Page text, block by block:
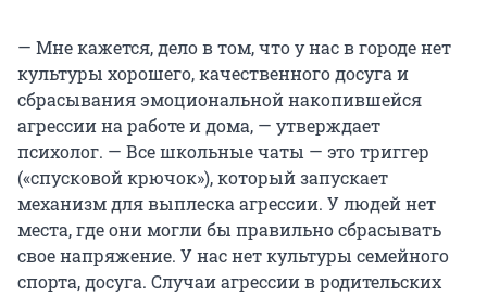
— Мне кажется, дело в том, что у нас в городе нет
культуры хорошего, качественного досуга и
сбрасывания эмоциональной накопившейся
агрессии на работе и дома, — утверждает
психолог. — Все школьные чаты — это триггер
(«спусковой крючок»), который запускает
механизм для выплеска агрессии. У людей нет
места, где они могли бы правильно сбрасывать
свое напряжение. У нас нет культуры семейного
спорта, досуга. Случаи агрессии в родительских